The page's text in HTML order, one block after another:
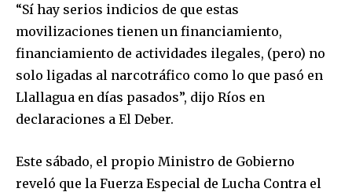
“Sí hay serios indicios de que estas
movilizaciones tienen un financiamiento,
financiamiento de actividades ilegales, (pero) no
solo ligadas al narcotráfico como lo que pasó en
Llallagua en días pasados”, dijo Ríos en
declaraciones a El Deber.
Este sábado, el propio Ministro de Gobierno
reveló que la Fuerza Especial de Lucha Contra el